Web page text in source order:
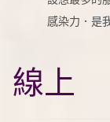
感染力．是
線上